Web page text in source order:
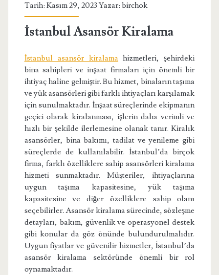
Tarih: Kasım 29, 2023 Yazar: birchok
İstanbul Asansör Kiralama
İstanbul asansör kiralamahizmetleri, şehirdeki
bina sahipleri ve inşaat firmaları için önemli bir
ihtiyaç haline gelmiştir. Bu hizmet, binaların taşıma
ve yük asansörleri gibi farklı ihtiyaçları karşılamak
için sunulmaktadır. İnşaat süreçlerinde ekipmanın
geçici olarak kiralanması, işlerin daha verimli ve
hızlı bir şekilde ilerlemesine olanak tanır. Kiralık
asansörler, bina bakımı, tadilat ve yenileme gibi
süreçlerde de kullanılabilir. İstanbul’da birçok
firma, farklı özelliklere sahip asansörleri kiralama
hizmeti sunmaktadır. Müşteriler, ihtiyaçlarına
uygun taşıma kapasitesine, yük taşıma
kapasitesine ve diğer özelliklere sahip olanı
seçebilirler. Asansör kiralama sürecinde, sözleşme
detayları, bakım, güvenlik ve operasyonel destek
gibi konular da göz önünde bulundurulmalıdır.
Uygun fiyatlar ve güvenilir hizmetler, İstanbul’da
asansör kiralama sektöründe önemli bir rol
oynamaktadır.